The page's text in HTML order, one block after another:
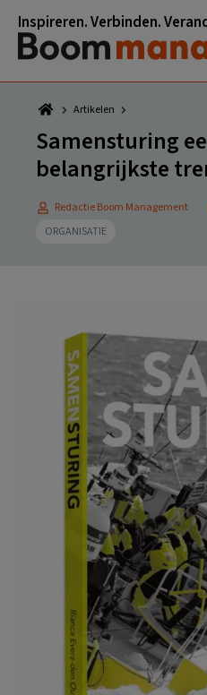
naar
hoofdnavigatie
naar
hoofd
inhoud
naar
eerste
sidebar
naar
voettekst
Inspireren. Verbinden.
Artikelen
Samensturing
belangrijkste
Redactie Boom Management
ORGANISATIE